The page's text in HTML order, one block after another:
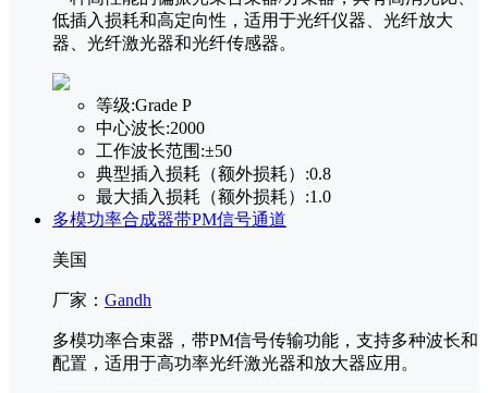
低插入损耗和高定向性，适用于光纤仪器、光纤放大
器、光纤激光器和光纤传感器。
等级:Grade P
中心波长:2000
工作波长范围:±50
典型插入损耗（额外损耗）:0.8
最大插入损耗（额外损耗）:1.0
多模功率合成器带PM信号通道
美国
厂家： Gandh
多模功率合束器，带PM信号传输功能，支持多种波长和
配置，适用于高功率光纤激光器和放大器应用。